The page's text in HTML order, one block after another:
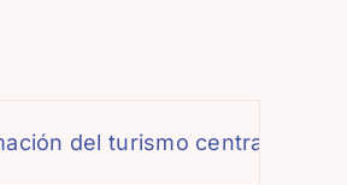
del turismo centra el